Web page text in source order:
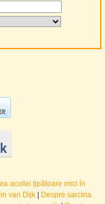
acvilei țipătoare mici în
van Dijk|
Despre sarcina